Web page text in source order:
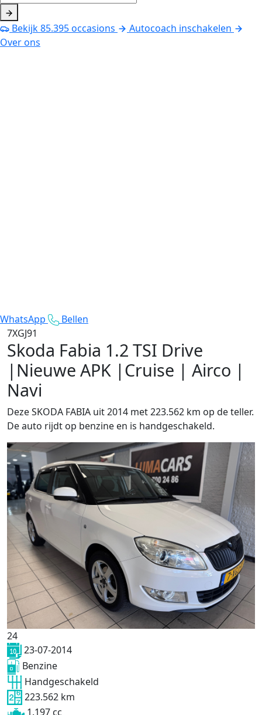
Bekijk85.395occasions
Autocoach inschakelen
Over ons
WhatsApp
Bellen
7XGJ91
Skoda Fabia 1.2 TSI Drive
|Nieuwe APK |Cruise | Airco |
Navi
Deze SKODA FABIA uit 2014 met 223.562 km op de teller.
De auto rijdt op benzine en is handgeschakeld.
24
23-07-2014
Benzine
Handgeschakeld
223.562 km
1.197 cc